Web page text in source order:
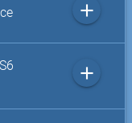
add
add